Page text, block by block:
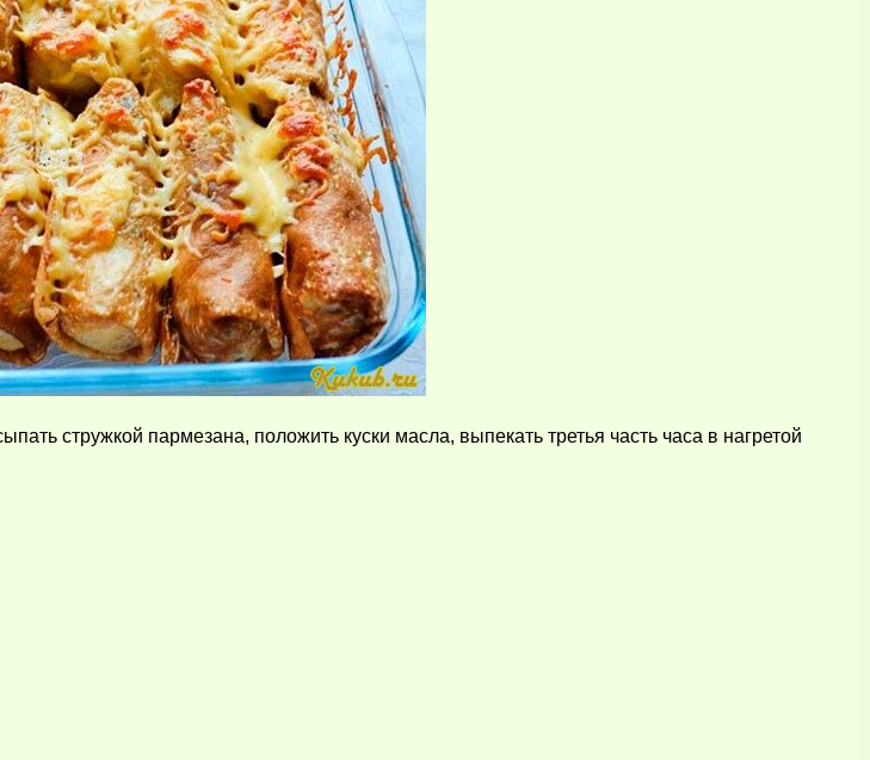
стружкой пармезана, положить куски масла, выпекать третья часть часа в нагретой